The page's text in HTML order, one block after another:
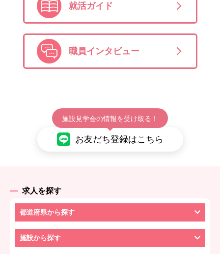
就活ガイド
職員インタビュー
施設見学会の情報を受け取る！
お友だち登録はこちら
求人を探す
都道府県から探す
施設から探す